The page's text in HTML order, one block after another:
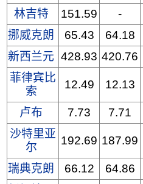
林吉特
151.59 -
挪威克朗
65.43 64.18
新西兰元 428.93 420.76
菲律宾比
索
12.49 12.13
卢布 7.73 7.71
沙特里亚
尔
192.69 187.99
瑞典克朗 66.12 64.86